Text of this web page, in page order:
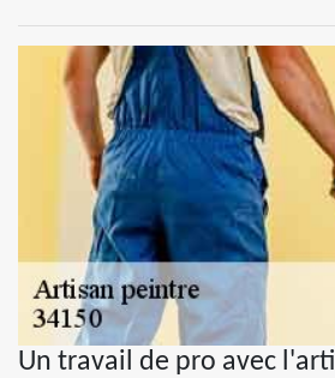
Un travail de pro avec